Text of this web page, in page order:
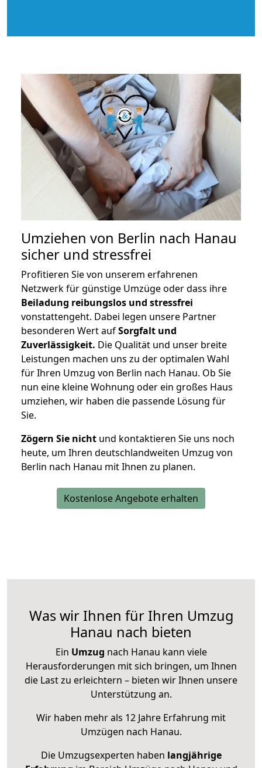
Umziehen von Berlin nach Hanau
sicher und stressfrei
Profitieren Sie von unserem erfahrenen
Netzwerk für günstige Umzüge oder dass ihre
Beiladung reibungslos und stressfrei
vonstattengeht. Dabei legen unsere Partner
besonderen Wert aufSorgfalt und
Zuverlässigkeit. Die Qualität und unser breite
Leistungen machen uns zu der optimalen Wahl
für Ihren Umzug von Berlin nach Hanau. Ob Sie
nun eine kleine Wohnung oder ein großes Haus
umziehen, wir haben die passende Lösung für
Sie.
Zögern Sie nicht und kontaktieren Sie uns noch
heute, um Ihren deutschlandweiten Umzug von
Berlin nach Hanau mit Ihnen zu planen.
Kostenlose Angebote erhalten
Was wir Ihnen für Ihren Umzug
Hanau nach bieten
Ein Umzug nach Hanau kann viele
Herausforderungen mit sich bringen, um Ihnen
die Last zu erleichtern – bieten wir Ihnen unsere
Unterstützung an.
Wir haben mehr als 12 Jahre Erfahrung mit
Umzügen nach Hanau.
Die Umzugsexperten haben langjährige